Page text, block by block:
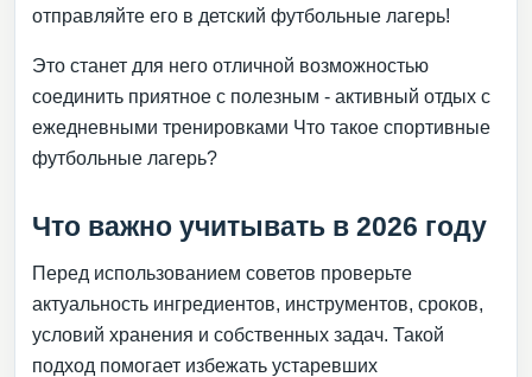
отправляйте его в детский футбольные лагерь!
Это станет для него отличной возможностью
соединить приятное с полезным - активный отдых с
ежедневными тренировками Что такое спортивные
футбольные лагерь?
Что важно учитывать в 2026 году
Перед использованием советов проверьте
актуальность ингредиентов, инструментов, сроков,
условий хранения и собственных задач. Такой
подход помогает избежать устаревших